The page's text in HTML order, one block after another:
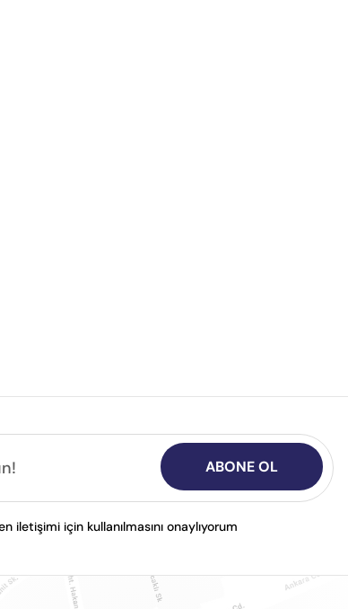
ABONE OL
için kullanılmasını onaylıyorum